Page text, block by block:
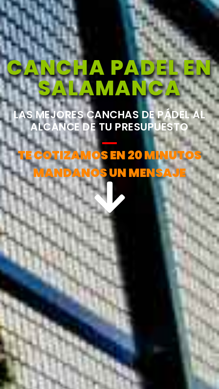
CANCHA PADEL EN
SALAMANCA
LAS MEJORES CANCHAS DE PÁDEL AL
ALCANCE DE TU PRESUPUESTO
TE COTIZAMOS EN 20 MINUTOS
MANDANOS UN MENSAJE